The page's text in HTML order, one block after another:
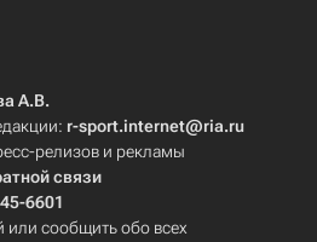
А.В.
r-sport.internet@ria.ru
релизов и рекламы
связи
6601
или сообщить обо всех